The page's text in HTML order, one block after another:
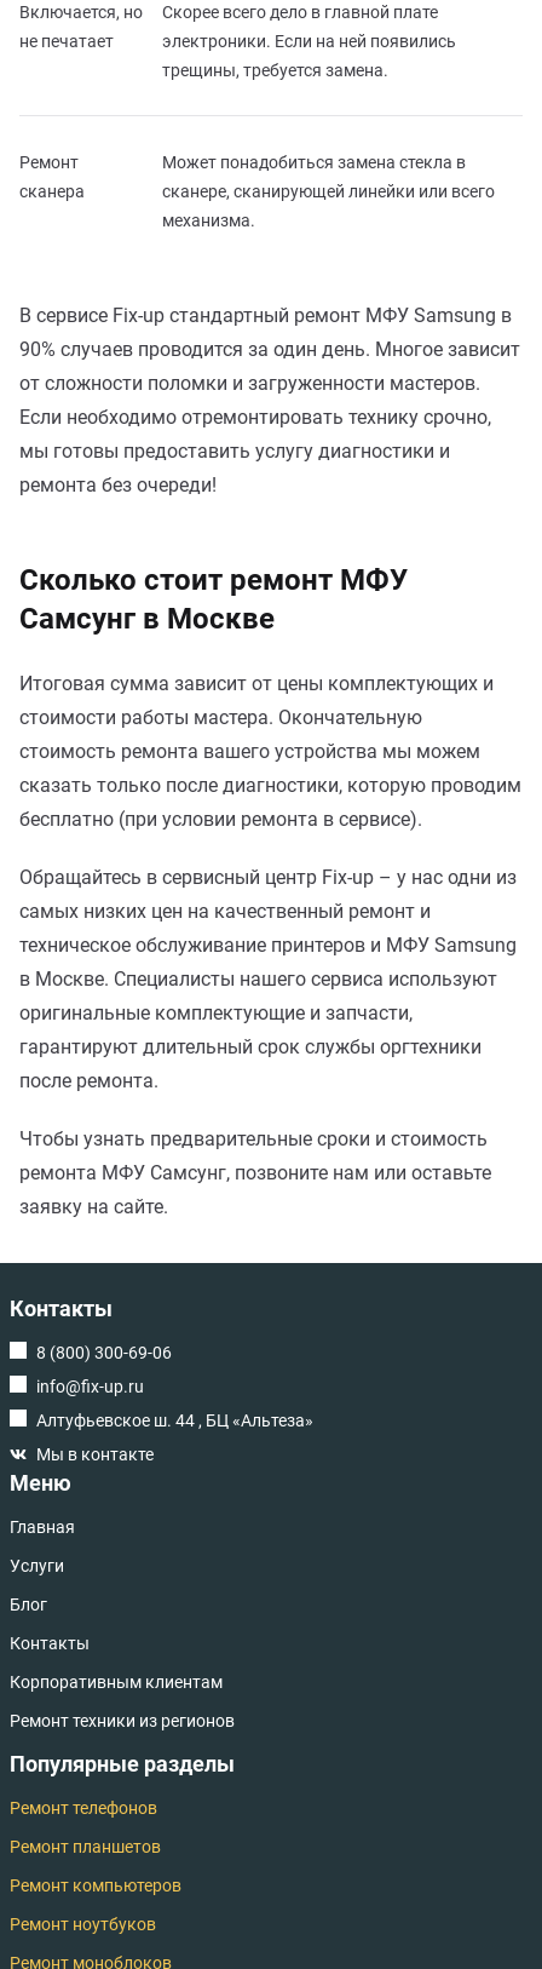
Включается, но
не печатает
Скорее всего дело в главной плате
электроники. Если на ней появились
трещины, требуется замена.
Ремонт
сканера
Может понадобиться замена стекла в
сканере, сканирующей линейки или всего
механизма.
В сервисе Fix-up стандартный ремонт МФУ Samsung в
90% случаев проводится за один день. Многое зависит
от сложности поломки и загруженности мастеров.
Если необходимо отремонтировать технику срочно,
мы готовы предоставить услугу диагностики и
ремонта без очереди!
Сколько стоит ремонт МФУ
Самсунг в Москве
Итоговая сумма зависит от цены комплектующих и
стоимости работы мастера. Окончательную
стоимость ремонта вашего устройства мы можем
сказать только после диагностики, которую проводим
бесплатно (при условии ремонта в сервисе).
Обращайтесь в сервисный центр Fix-up – у нас одни из
самых низких цен на качественный ремонт и
техническое обслуживание принтеров и МФУ Samsung
в Москве. Специалисты нашего сервиса используют
оригинальные комплектующие и запчасти,
гарантируют длительный срок службы оргтехники
после ремонта.
Чтобы узнать предварительные сроки и стоимость
ремонта МФУ Самсунг, позвоните нам или оставьте
заявку на сайте.
Контакты
8 (800) 300-69-06
info@fix-up.ru
Алтуфьевское ш. 44 , БЦ «Альтеза»
Мы в контакте
Меню
Главная
Услуги
Блог
Контакты
Корпоративным клиентам
Ремонт техники из регионов
Популярные разделы
Ремонт телефонов
Ремонт планшетов
Ремонт компьютеров
Ремонт ноутбуков
Ремонт моноблоков